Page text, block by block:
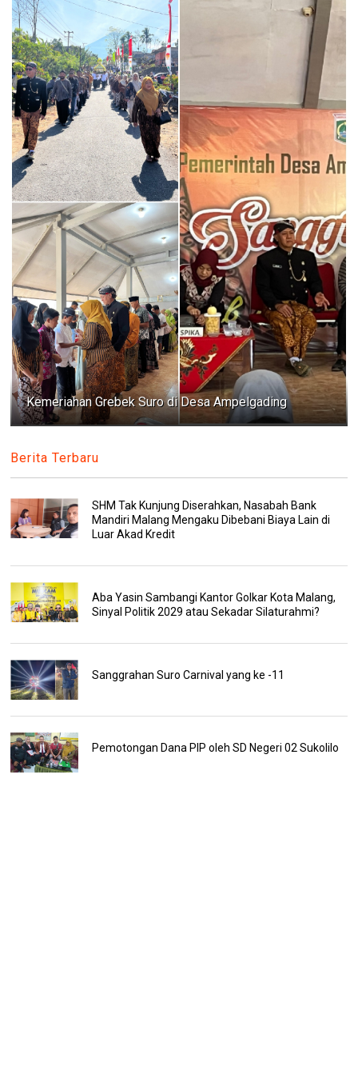
Kemeriahan Grebek Suro di Desa Ampelgading
Berita Terbaru
SHM Tak Kunjung Diserahkan, Nasabah Bank
Mandiri Malang Mengaku Dibebani Biaya Lain di
Luar Akad Kredit
Aba Yasin Sambangi Kantor Golkar Kota Malang,
Sinyal Politik 2029 atau Sekadar Silaturahmi?
Sanggrahan Suro Carnival yang ke -11
Pemotongan Dana PIP oleh SD Negeri 02 Sukolilo